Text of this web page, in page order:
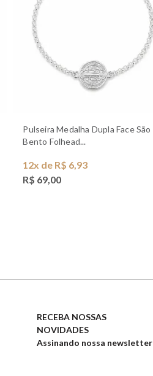
Pulseira Medalha Dupla Face São
Bento Folhead...
12x de R$ 6,93
R$ 69,00
RECEBA NOSSAS
NOVIDADES
Assinando nossa newsletter